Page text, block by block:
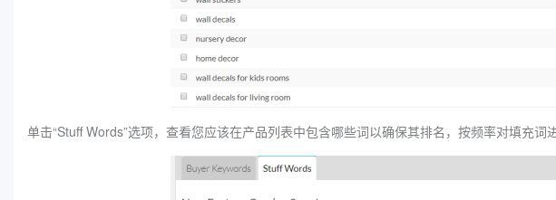
单击“Stuff Words”选项，查看您应该在产品列表中包含哪些词以确保其排名，按频率对填充词